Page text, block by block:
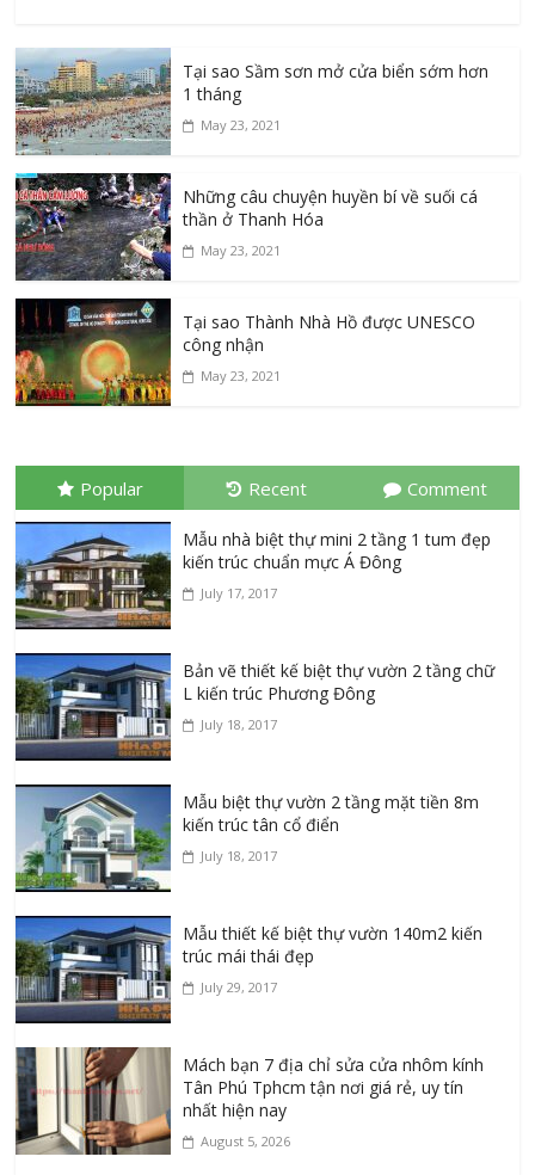
Tại sao Sầm sơn mở cửa biển sớm hơn
1 tháng
May 23, 2021
Những câu chuyện huyền bí về suối cá
thần ở Thanh Hóa
May 23, 2021
Tại sao Thành Nhà Hồ được UNESCO
công nhận
May 23, 2021
Popular Recent Comment
Mẫu nhà biệt thự mini 2 tầng 1 tum đẹp
kiến trúc chuẩn mực Á Đông
July 17, 2017
Bản vẽ thiết kế biệt thự vườn 2 tầng chữ
L kiến trúc Phương Đông
July 18, 2017
Mẫu biệt thự vườn 2 tầng mặt tiền 8m
kiến trúc tân cổ điển
July 18, 2017
Mẫu thiết kế biệt thự vườn 140m2 kiến
trúc mái thái đẹp
July 29, 2017
Mách bạn 7 địa chỉ sửa cửa nhôm kính
Tân Phú Tphcm tận nơi giá rẻ, uy tín
nhất hiện nay
August 5, 2026